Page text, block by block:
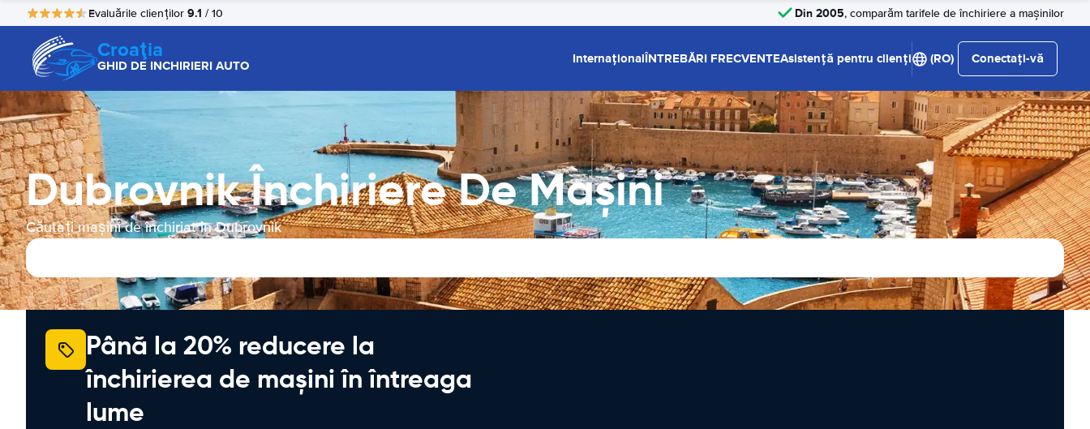
Evaluările clienților 9.1 / 10 Din 2005, comparăm tarifele de închiriere a mașinilor
Croaţia
GHID DE INCHIRIERI AUTO InternaționalÎNTREBĂRI FRECVENTEAsistență pentru clienți (RO) Conectați-vă
Dubrovnik Închiriere De Maşini
Căutați mașini de închiriat în Dubrovnik
Până la 20% reducere la
închirierea de mașini în întreaga
lume